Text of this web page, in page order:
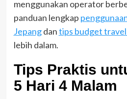
menggunakan operator
panduan lengkap
Jepangdantips budget
lebih dalam.
Tips Praktis
5 Hari 4 Malam